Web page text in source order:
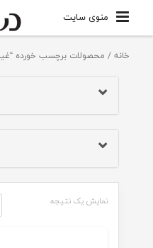
منوی سایت
خانه/ محصولات برچسب خورده
نمایش یک نتیجه